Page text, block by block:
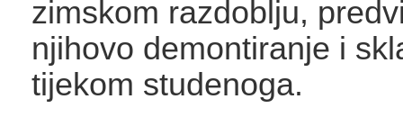
zimskom razdoblju,
njihovo demontiranje i
tijekom studenoga.